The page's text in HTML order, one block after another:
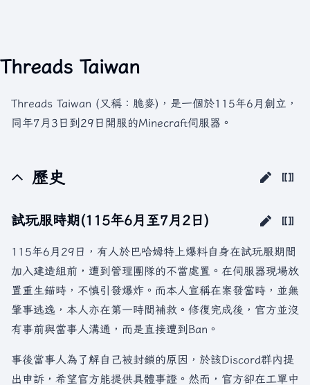
Threads Taiwan
Threads Taiwan (又稱：脆麥)，是一個於115年6月創立，
同年7月3日到29日開服的Minecraft伺服器。
歷史
試玩服時期(115年6月至7月2日)
115年6月29日，有人於巴哈姆特上爆料自身在試玩服期間
加入建造組前，遭到管理團隊的不當處置。在伺服器現場放
置重生錨時，不慎引發爆炸。而本人宣稱在案發當時，並無
肇事逃逸，本人亦在第一時間補救。修復完成後，官方並沒
有事前與當事人溝通，而是直接遭到Ban。
事後當事人為了解自己被封鎖的原因，於該Discord群內提
出申訴，希望官方能提供具體事證。然而，官方卻在工單中